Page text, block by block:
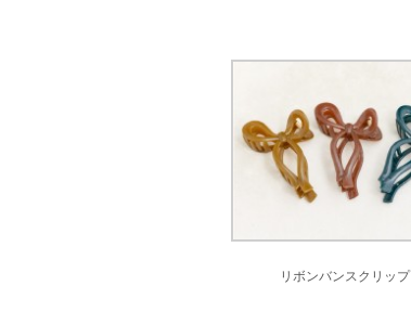
リボンバンスクリップ